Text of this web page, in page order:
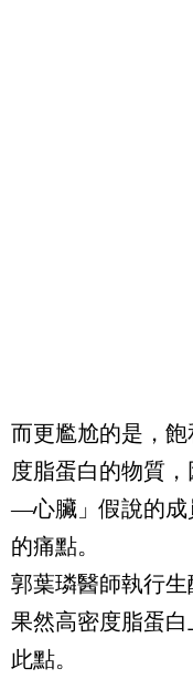
而更尷尬的是，
度脂蛋白的物質
—心臟」假說的成
的痛點。
郭葉璘醫師執行生
果然高密度脂蛋
此點。